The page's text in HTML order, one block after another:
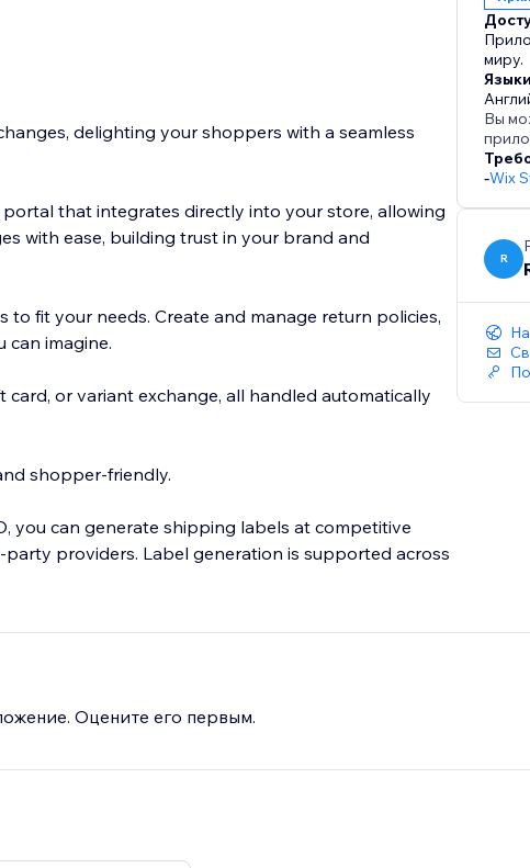
delighting your shoppers with a seamless
that integrates directly into your store, allowing
with ease, building trust in your brand and
fit your needs. Create and manage return policies,
can imagine.
or variant exchange, all handled automatically
shopper-friendly.
you can generate shipping labels at competitive
providers. Label generation is supported across
миру.
Вы
-Wix
R
Оцените его первым.